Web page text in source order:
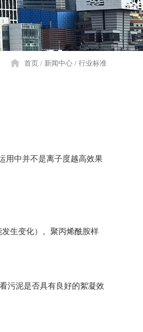
首页 新闻中心 行业标准
用中并不是离子度越高效果
生变化）。聚丙烯酰胺样
污泥是否具有良好的絮凝效